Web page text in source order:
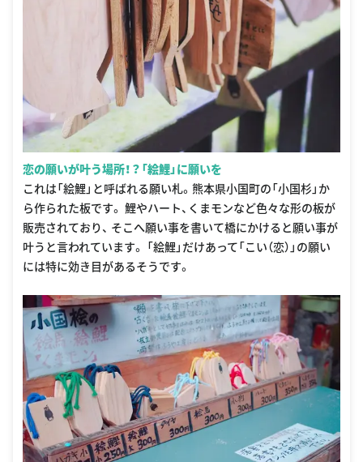
恋の願いが叶う場所！？「絵鯉」に願いを
これは「絵鯉」と呼ばれる願い札。熊本県小国町の「小国杉」か
ら作られた板です。 鯉やハート、くまモンなど色々な形の板が
販売されており、 そこへ願い事を書いて橋にかけると願い事が
叶うと言われています。 「絵鯉」だけあって「こい（恋）」の願い
には特に効き目があるそうです。